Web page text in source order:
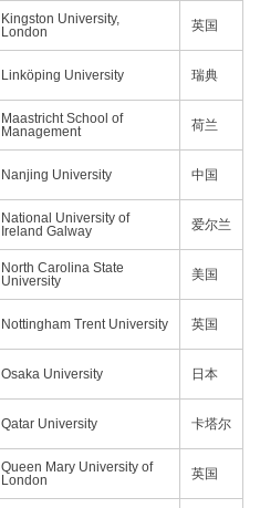
Kingston University,
London
英国
Linköping University 瑞典
Maastricht School of
Management
荷兰
Nanjing University 中国
National University of
Ireland Galway
爱尔兰
North Carolina State
University
美国
Nottingham Trent University 英国
Osaka University 日本
Qatar University 卡塔尔
Queen Mary University of
London
英国